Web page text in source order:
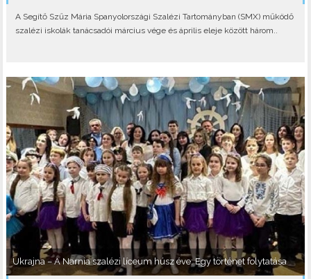
A Segítő Szűz Mária Spanyolországi Szalézi Tartományban (SMX) működő
szalézi iskolák tanácsadói március vége és április eleje között három..
Ukrajna – A Narnia szalézi líceum húsz éve: Egy történet folytatása